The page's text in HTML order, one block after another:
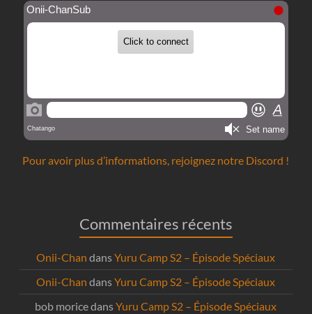
Pour avoir plus d’informations, rejoignez notre Discord !
Commentaires récents
Onii-Chan dansYuru Camp S2 – Épisode Spéciaux
Onii-Chan dansYuru Camp S2 – Épisode Spéciaux
bob moricedansYuru Camp S2 – Épisode Spéciaux